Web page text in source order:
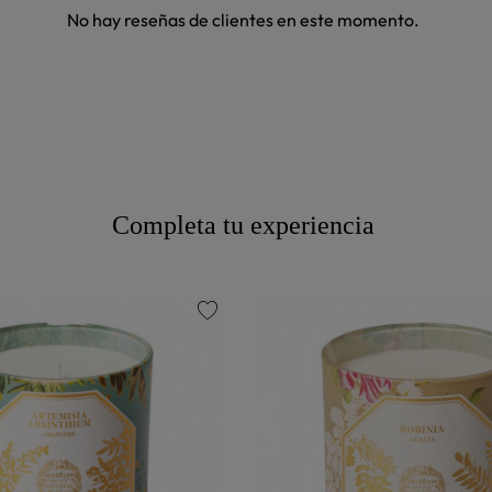
No hay reseñas de clientes en este momento.
Completa tu experiencia